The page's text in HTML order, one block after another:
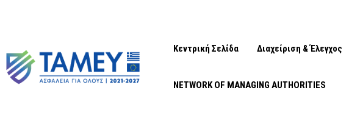
Κεντρική Σελίδα Διαχείριση & Έλεγχος
NETWORK OF MANAGING AUTHORITIES